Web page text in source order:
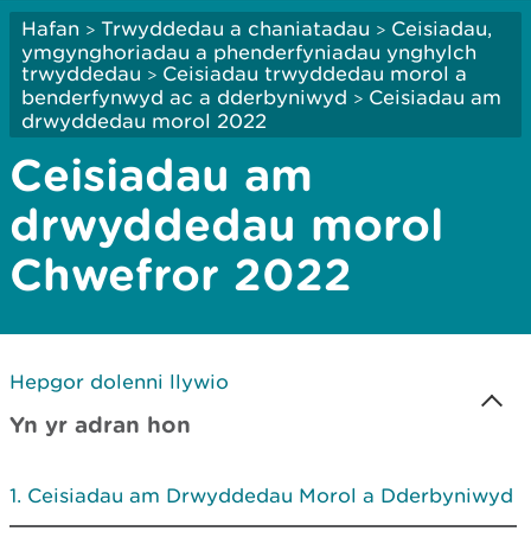
Hafan > Trwyddedau a chaniatadau > Ceisiadau,
ymgynghoriadau a phenderfyniadau ynghylch
trwyddedau > Ceisiadau trwyddedau morol a
benderfynwyd ac a dderbyniwyd > Ceisiadau am
drwyddedau morol 2022
Ceisiadau am
drwyddedau morol
Chwefror 2022
Hepgor dolenni llywio
Yn yr adran hon
Ceisiadau am Drwyddedau Morol a Dderbyniwyd